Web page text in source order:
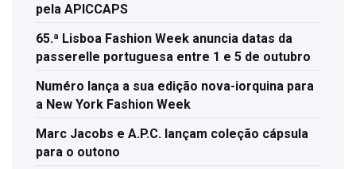
pela APICCAPS
65.ª Lisboa Fashion Week anuncia datas da
passerelle portuguesa entre 1 e 5 de outubro
Numéro lança a sua edição nova-iorquina para
a New York Fashion Week
Marc Jacobs e A.P.C. lançam coleção cápsula
para o outono